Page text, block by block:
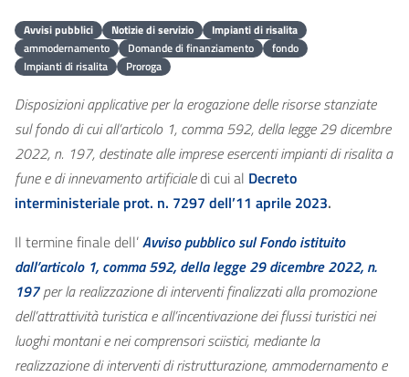
Avvisi pubblici Notizie di servizio
Impianti di risalita
ammodernamento
Domande di finanziamento
fondo
Impianti di risalita
Proroga
Disposizioni applicative per la erogazione delle risorse stanziate
sul fondo di cui all’articolo 1, comma 592, della legge 29 dicembre
2022, n. 197, destinate alle imprese esercenti impianti di risalita a
fune e di innevamento artificialedi cui al Decreto
interministeriale prot. n. 7297 dell’11 aprile 2023.
Il termine finale dell’Avviso pubblico sul Fondo istituito
dall’articolo 1, comma 592, della legge 29 dicembre 2022, n.
197per la realizzazione di interventi finalizzati alla promozione
dell’attrattività turistica e all’incentivazione dei flussi turistici nei
luoghi montani e nei comprensori sciistici, mediante la
realizzazione di interventi di ristrutturazione, ammodernamento e